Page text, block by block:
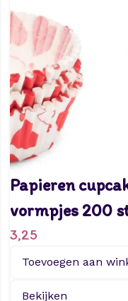
Papieren
vormpjes 200
3,25
Toevoegen aan
Bekijken